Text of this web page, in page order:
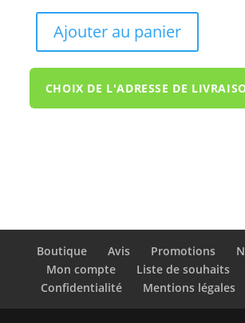
Ajouter au panier
CHOIX DE L'ADRESSE DE
Boutique Avis Promotions
Mon compte
Liste de souhaits
Confidentialité
Mentions légales